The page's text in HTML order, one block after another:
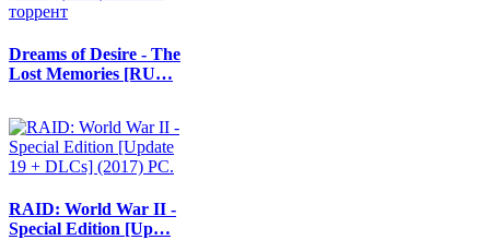
Dreams of Desire - The
Lost Memories [RU…
RAID: World War II -
Special Edition [Up…